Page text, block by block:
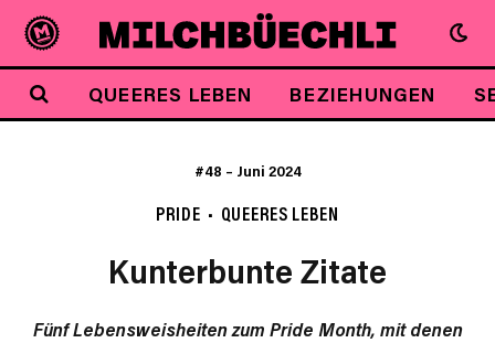
QUEERES LEBEN BEZIEHUNGEN
#48 – Juni 2024
PRIDE QUEERES LEBEN
Kunterbunte Zitate
Fünf Lebensweisheiten zum Pride Month, mit denen